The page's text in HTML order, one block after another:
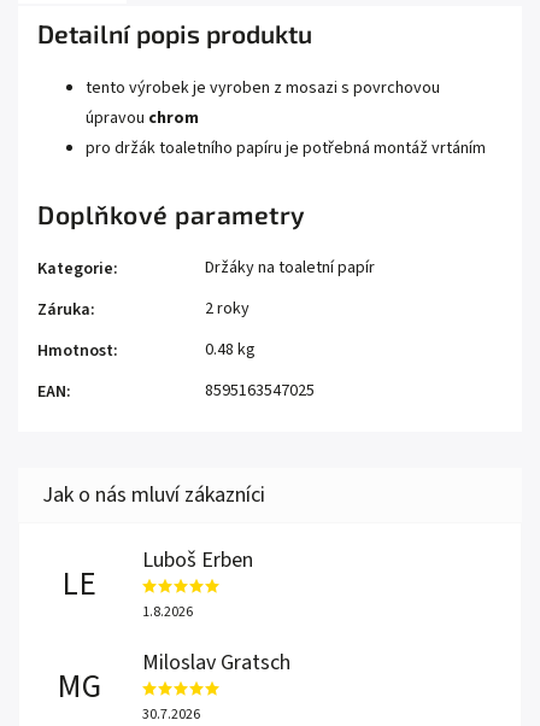
Detailní popis produktu
tento výrobek je vyroben z mosazi s povrchovou
úpravou chrom
pro držák toaletního papíru je potřebná montáž vrtáním
Doplňkové parametry
Kategorie:
Držáky na toaletní papír
Záruka:
2 roky
Hmotnost:
0.48 kg
EAN: 8595163547025
LE
Luboš Erben
1.8.2026
MG
Miloslav Gratsch
30.7.2026